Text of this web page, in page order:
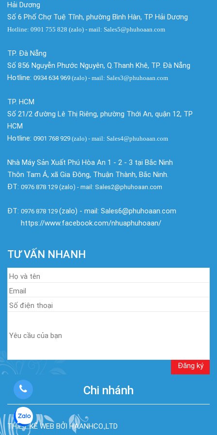
Hải Dương
Số 6 Phố Chợ Tuệ Tĩnh, phường Bình Hàn, TP Hải Dương
Hotline: 0901 755 828 (zalo) - mail: Sales5@phuhoaan.com
TP. Đà Nẵng
Số 856 Nguyễn Phước Nguyên, Q.Thanh Khê, TP. Đà Nẵng
Hotline: 0934 634 969 (zalo) - mail: Sales3@phuhoaan.com
TP. HCM
Số 21/2 đường Lê Thị Riêng, phường Thới An, quận 12, TP
HCM
Hotline: 0901 768 929 (zalo) - mail: Sales4@phuhoaan.com
Nhà Máy Sản Xuất Phú Hòa An 1 - 2 - 3 tại Bắc Ninh
Thôn Tam Á, xã Gia Đông, Thuận Thành, Bắc Ninh.
ĐT: 0976 878 129 (zalo) - mail: Sales2@phuhoaan.com
ĐT: 0976 878 129 (zalo) - mail: Sales6@phuhoaan.com
https://www.facebook.com/nhuaphuhoaan/
TƯ VẤN NHANH
Chi nhánh
THIẾT KẾ WEB BỞI HAANHCO.,LTD